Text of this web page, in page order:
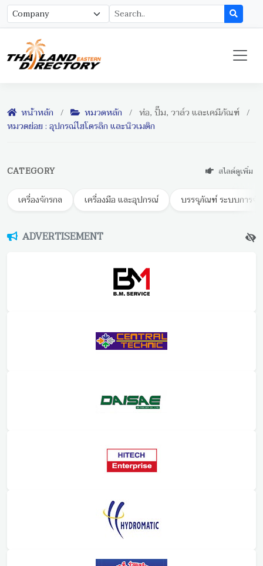
หน้าหลัก / หมวดหลัก / ท่อ, ปั๊ม, วาล์ว และเคมีภัณฑ์ /
หมวดย่อย : อุปกรณ์ไฮโดรลิก และนิวเมติก
CATEGORY สไลด์ดูเพิ่ม
เครื่องจักรกล เครื่องมือ และอุปกรณ์ บรรจุภัณฑ์ ระบบการจั
ADVERTISEMENT